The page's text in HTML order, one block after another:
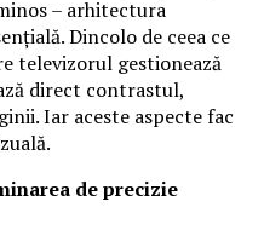
– arhitectura
Dincolo de ceea ce
televizorul gestionează
direct contrastul,
Iar aceste aspecte fac
de precizie